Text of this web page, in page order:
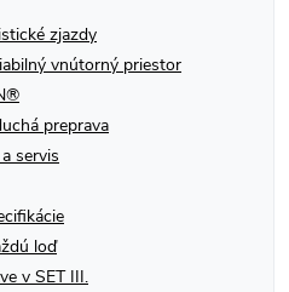
zjazdy
vnútorný priestor
preprava
servis
loď
v SET III.